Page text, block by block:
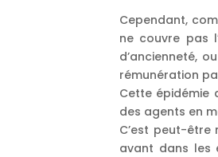
Cependant,
ne couvre pas
d’ancienneté,
rémunération
Cette épidémie
des agents en
C’est peut-être
avant dans les